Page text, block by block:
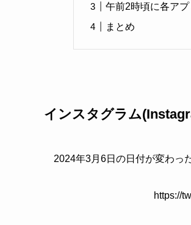
午前2時頃に各アプ
まとめ
インスタグラム
2024年3月6日の日付が変わっ
https://